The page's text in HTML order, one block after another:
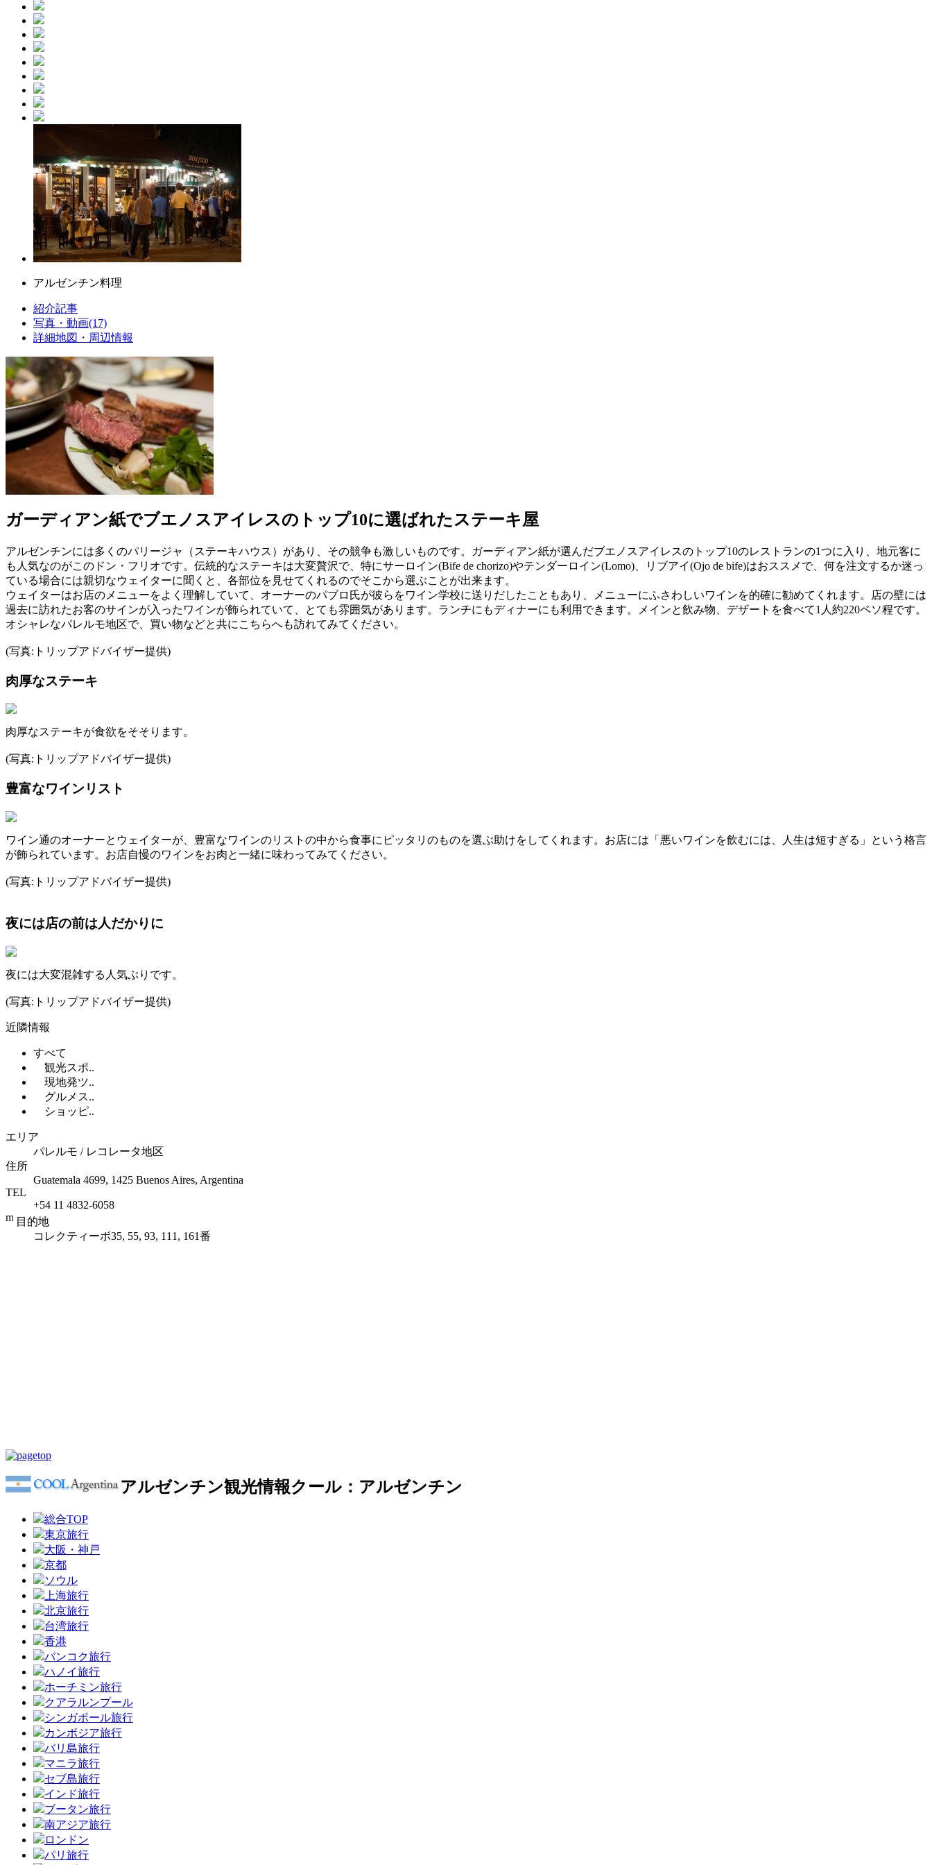
アルゼンチン料理
紹介記事
写真・動画(17)
詳細地図・周辺情報
ガーディアン紙でブエノスアイレスのトップ10に選ばれたステーキ屋
アルゼンチンには多くのパリージャ（ステーキハウス）があり、その競争も激しいものです。ガーディアン紙が選んだブエノスアイレスのトップ10のレストランの1つに入り、地元客に
も人気なのがこのドン・フリオです。伝統的なステーキは大変贅沢で、特にサーロイン(Bife de chorizo)やテンダーロイン(Lomo)、リブアイ(Ojo de bife)はおススメで、何を注文するか迷っ
ている場合には親切なウェイターに聞くと、各部位を見せてくれるのでそこから選ぶことが出来ます。
ウェイターはお店のメニューをよく理解していて、オーナーのパブロ氏が彼らをワイン学校に送りだしたこともあり、メニューにふさわしいワインを的確に勧めてくれます。店の壁には
過去に訪れたお客のサインが入ったワインが飾られていて、とても雰囲気があります。ランチにもディナーにも利用できます。メインと飲み物、デザートを食べて1人約220ペソ程です。
オシャレなパレルモ地区で、買い物などと共にこちらへも訪れてみてください。
(写真:トリップアドバイザー提供)
肉厚なステーキ
肉厚なステーキが食欲をそそります。
(写真:トリップアドバイザー提供)
豊富なワインリスト
ワイン通のオーナーとウェイターが、豊富なワインのリストの中から食事にピッタリのものを選ぶ助けをしてくれます。お店には「悪いワインを飲むには、人生は短すぎる」という格言
が飾られています。お店自慢のワインをお肉と一緒に味わってみてください。
(写真:トリップアドバイザー提供)
夜には店の前は人だかりに
夜には大変混雑する人気ぶりです。
(写真:トリップアドバイザー提供)
近隣情報
すべて
観光スポ..
現地発ツ..
グルメス..
ショッピ..
エリア
パレルモ / レコレータ地区
住所
Guatemala 4699, 1425 Buenos Aires, Argentina
TEL
+54 11 4832-6058
目的地
コレクティーボ35, 55, 93, 111, 161番
アルゼンチン観光情報クール：アルゼンチン
総合TOP
東京旅行
大阪・神戸
京都
ソウル
上海旅行
北京旅行
台湾旅行
香港
バンコク旅行
ハノイ旅行
ホーチミン旅行
クアラルンプール
シンガポール旅行
カンボジア旅行
バリ島旅行
マニラ旅行
セブ島旅行
インド旅行
ブータン旅行
南アジア旅行
ロンドン
パリ旅行